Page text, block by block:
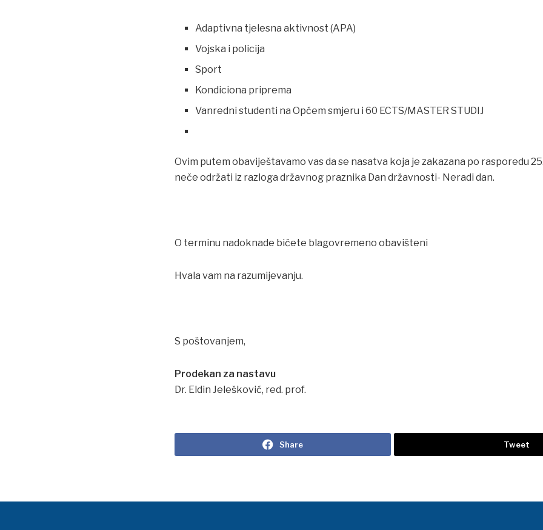
Adaptivna tjelesna aktivnost (APA)
Vojska i policija
Sport
Kondiciona priprema
Vanredni studenti na Općem smjeru i 60 ECTS/MASTER STUDIJ
Ovim putem obaviještavamo vas da se nasatva koja je zakazana po rasporedu
neče održati iz razloga državnog praznika Dan državnosti- Neradi dan.
O terminu nadoknade bićete blagovremeno obavišteni
Hvala vam na razumijevanju.
S poštovanjem,
Prodekan za nastavu
Dr. Eldin Jelešković, red. prof.
Share Tweet